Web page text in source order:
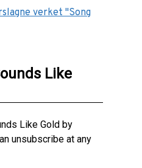
verket "Song
Like
Like Gold by
unsubscribe at any